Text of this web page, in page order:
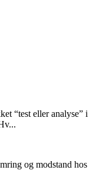
“test eller analyse” i
og modstand hos